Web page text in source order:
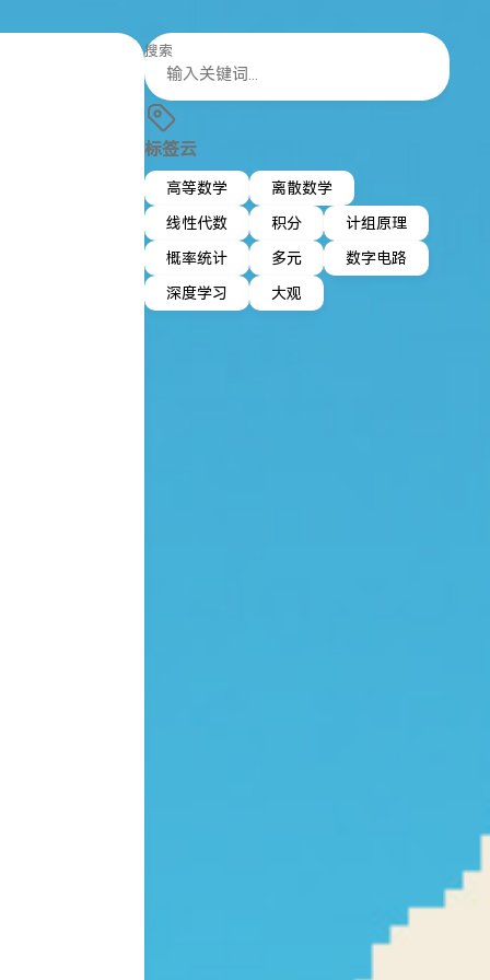
搜索
标签云
高等数学
离散数学
线性代数
积分
计组原理
概率统计
多元
数字电路
深度学习
大观